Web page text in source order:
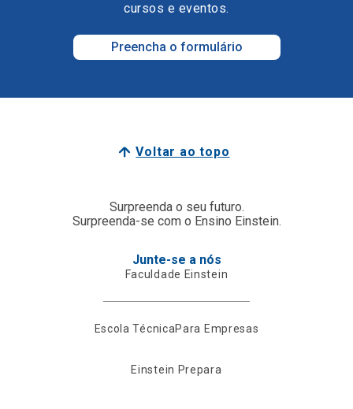
cursos e eventos.
Preencha o formulário
Voltar ao topo
Surpreenda o seu futuro.
Surpreenda-se com o Ensino Einstein.
Junte-se a nós
Faculdade Einstein
Escola TécnicaPara Empresas
Einstein Prepara